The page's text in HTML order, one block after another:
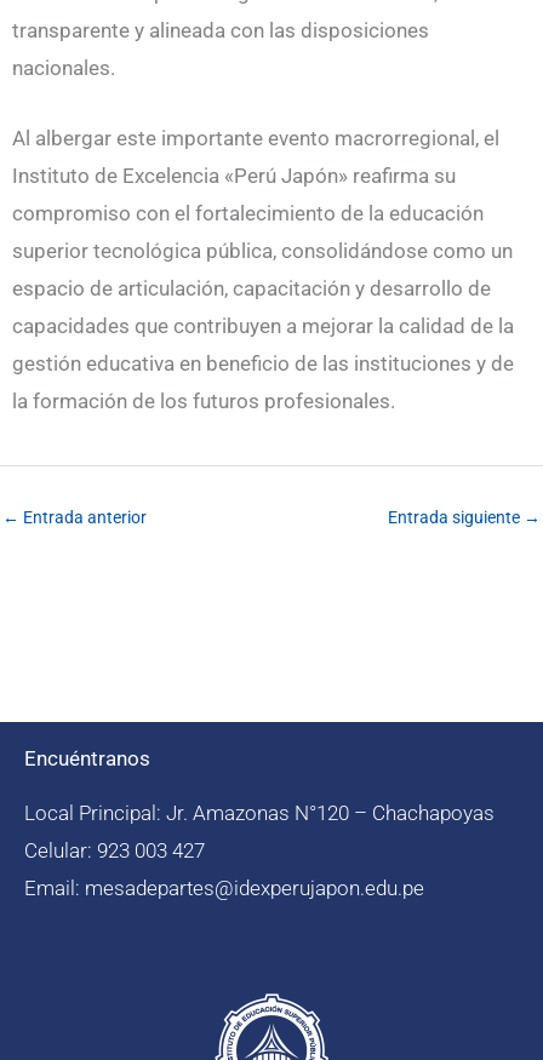
transparente y alineada con las disposiciones
nacionales.
Al albergar este importante evento macrorregional, el
Instituto de Excelencia «Perú Japón» reafirma su
compromiso con el fortalecimiento de la educación
superior tecnológica pública, consolidándose como un
espacio de articulación, capacitación y desarrollo de
capacidades que contribuyen a mejorar la calidad de la
gestión educativa en beneficio de las instituciones y de
la formación de los futuros profesionales.
← Entrada anterior Entrada siguiente →
Encuéntranos
Local Principal: Jr. Amazonas N°120 – Chachapoyas
Celular: 923 003 427
Email: mesadepartes@idexperujapon.edu.pe